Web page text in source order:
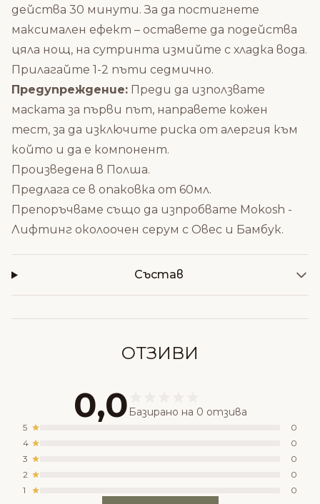
действа 30 минути. За да постигнете
максимален ефект – оставете да подейства
цяла нощ, на сутринта измийте с хладка вода.
Прилагайте 1-2 пъти седмично.
Предупреждение: Преди да използвате
маската за първи път, направете кожен
тест, за да изключите риска от алергия към
който и да е компонент.
Произведена в Полша.
Предлага се в опаковка от 60мл.
Препоръчваме също да изпробвате Mokosh -
Лифтинг околоочен серум с Овес и Бамбук.
Състав
ОТЗИВИ
0,0 Базирано на 0 отзива
5
0
4
0
3
0
2
0
1
0